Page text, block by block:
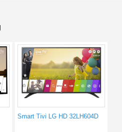
Smart Tivi LG HD 32LH604D